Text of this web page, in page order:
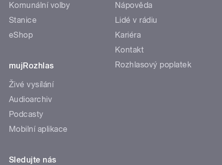
Komunální volby
Stanice
eShop
mujRozhlas
Živé vysílání
Audioarchiv
Podcasty
Mobilní aplikace
Nápověda
Lidé v rádiu
Kariéra
Kontakt
Rozhlasový poplatek
Sledujte nás